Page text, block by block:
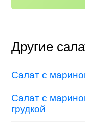
Другие
Салат с
Салат с
грудкой